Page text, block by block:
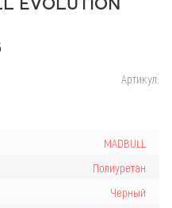
Артикул:
MADBULL
Полиуретан
Черный